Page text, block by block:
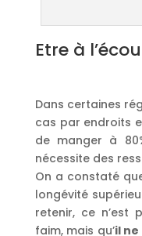
Etre à
Dans certaines
cas par endroits
de manger à
nécessite des
On a constaté
longévité
retenir, ce n’est
faim, mais qu’il